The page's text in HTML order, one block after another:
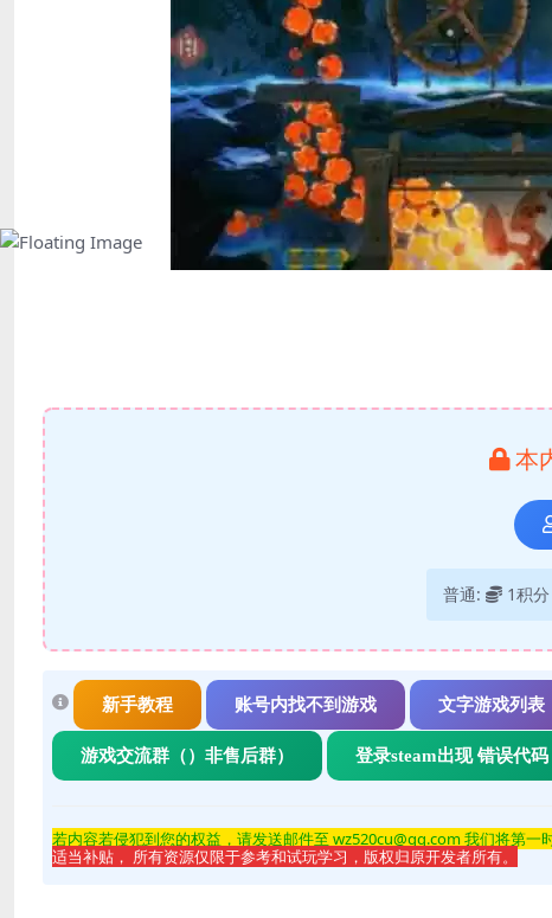
本
普通: 1积分
新手教程 账号内找不到游戏 文字游戏列表
游戏交流群（）非售后群） 登录steam出现 错误代码
若内容若侵犯到您的权益，请发送邮件至 wz520cu@qq.com 我们将第一
适当补贴， 所有资源仅限于参考和试玩学习，版权归原开发者所有。